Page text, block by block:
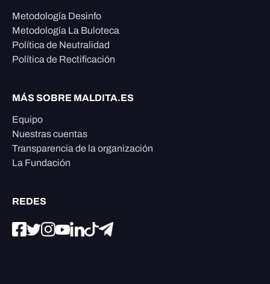
Metodología Desinfo
Metodología La Buloteca
Política de Neutralidad
Política de Rectificación
MÁS SOBRE MALDITA.ES
Equipo
Nuestras cuentas
Transparencia de la organización
La Fundación
REDES